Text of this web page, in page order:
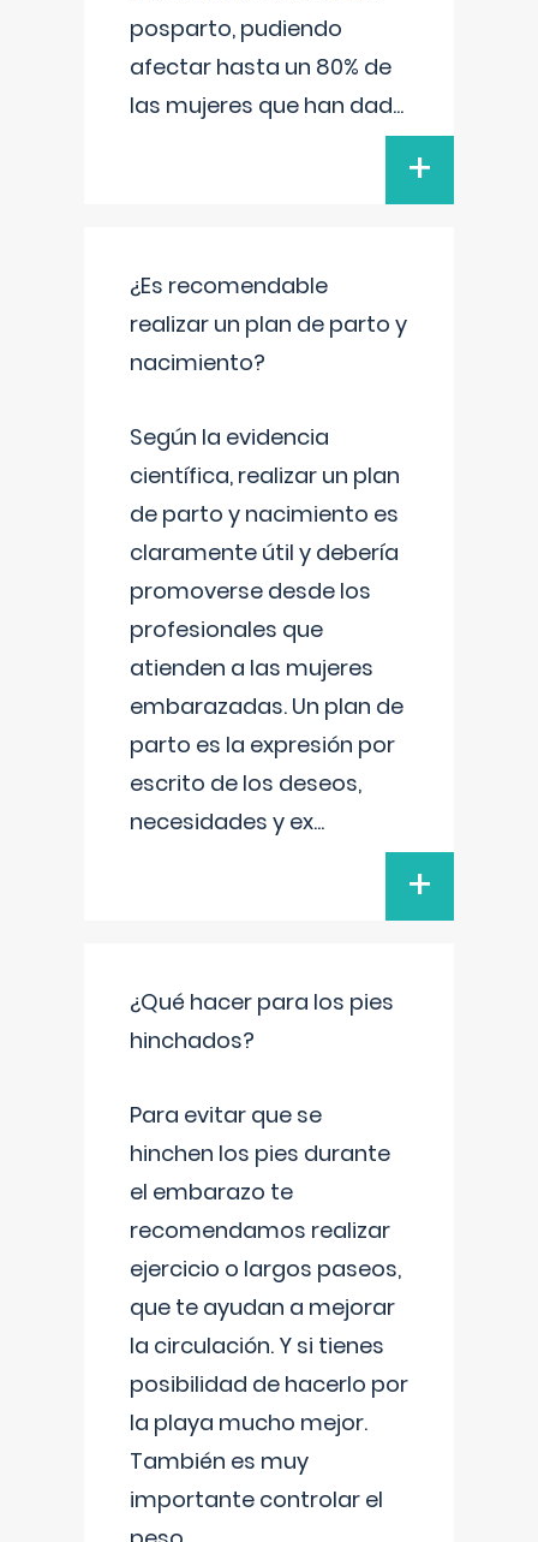
posparto, pudiendo
afectar hasta un 80% de
las mujeres que han dad...
+
¿Es recomendable
realizar un plan de parto y
nacimiento?
Según la evidencia
científica, realizar un plan
de parto y nacimiento es
claramente útil y debería
promoverse desde los
profesionales que
atienden a las mujeres
embarazadas. Un plan de
parto es la expresión por
escrito de los deseos,
necesidades y ex...
+
¿Qué hacer para los pies
hinchados?
Para evitar que se
hinchen los pies durante
el embarazo te
recomendamos realizar
ejercicio o largos paseos,
que te ayudan a mejorar
la circulación. Y si tienes
posibilidad de hacerlo por
la playa mucho mejor.
También es muy
importante controlar el